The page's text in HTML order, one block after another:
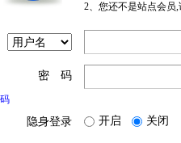
2、您还不是站点会员
密 码
隐身登录 开启 关闭